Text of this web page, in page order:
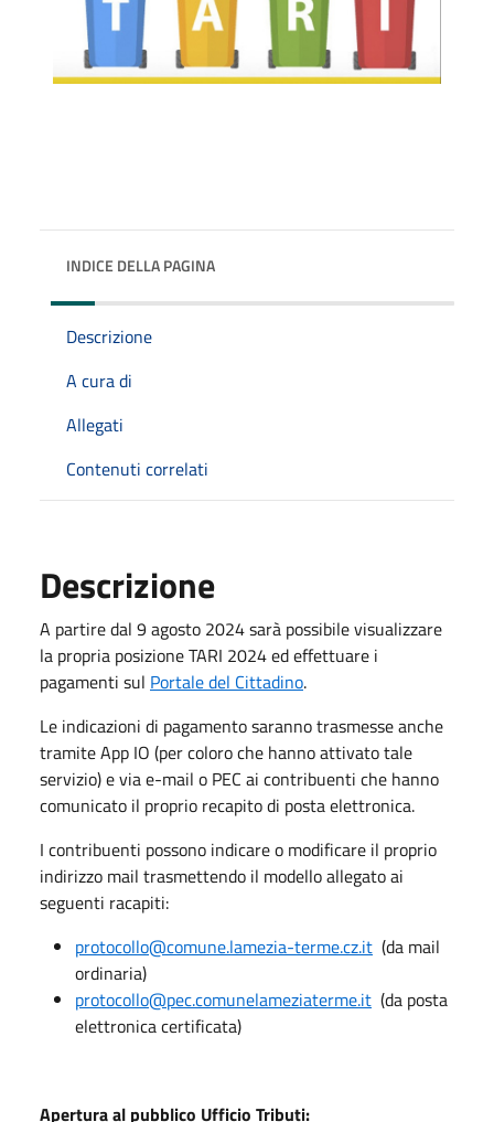
INDICE DELLA PAGINA
Descrizione
A cura di
Allegati
Contenuti correlati
Descrizione
A partire dal 9 agosto 2024 sarà possibile visualizzare
la propria posizione TARI 2024 ed effettuare i
pagamenti sul Portale del Cittadino.
Le indicazioni di pagamento saranno trasmesse anche
tramite App IO (per coloro che hanno attivato tale
servizio) e via e-mail o PEC ai contribuenti che hanno
comunicato il proprio recapito di posta elettronica.
I contribuenti possono indicare o modificare il proprio
indirizzo mail trasmettendo il modello allegato ai
seguenti racapiti:
protocollo@comune.lamezia-terme.cz.it (da mail
ordinaria)
protocollo@pec.comunelameziaterme.it (da posta
elettronica certificata)
Apertura al pubblico Ufficio Tributi: